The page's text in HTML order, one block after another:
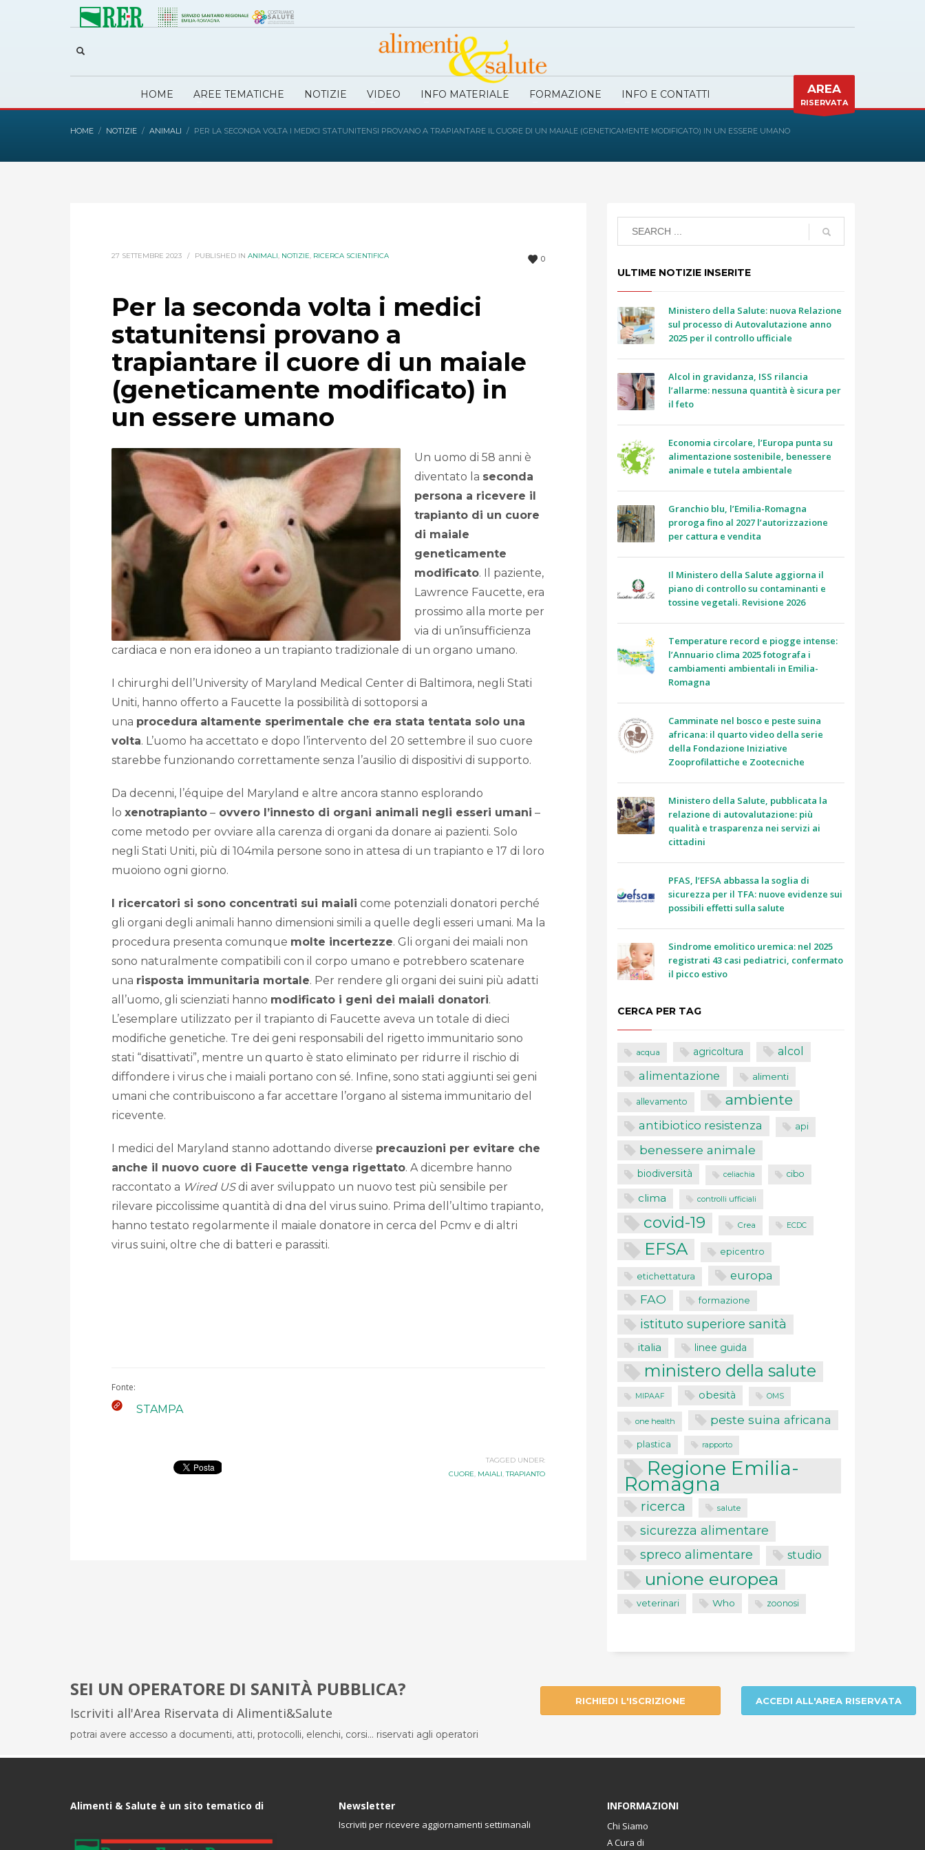
HOME AREE TEMATICHE NOTIZIE VIDEO INFO MATERIALE FORMAZIONE INFO E CONTATTI AREA
RISERVATA
HOME NOTIZIE ANIMALI PER LA SECONDA VOLTA I MEDICI STATUNITENSI PROVANO A TRAPIANTARE IL CUORE DI UN MAIALE (GENETICAMENTE MODIFICATO) IN UN ESSERE UMANO
0
27 SETTEMBRE 2023 / PUBLISHED IN ANIMALI, NOTIZIE, RICERCA SCIENTIFICA
Per la seconda volta i medici
statunitensi provano a
trapiantare il cuore di un maiale
(geneticamente modificato) in
un essere umano
Un uomo di 58 anni è
diventato la seconda
persona a ricevere il
trapianto di un cuore
di maiale
geneticamente
modificato. Il paziente,
Lawrence Faucette, era
prossimo alla morte per
via di un’insufficienza
cardiaca e non era idoneo a un trapianto tradizionale di un organo umano.
I chirurghi dell’University of Maryland Medical Center di Baltimora, negli Stati
Uniti, hanno offerto a Faucette la possibilità di sottoporsi a
una procedura altamente sperimentale che era stata tentata solo una
volta. L’uomo ha accettato e dopo l’intervento del 20 settembre il suo cuore
starebbe funzionando correttamente senza l’ausilio di dispositivi di supporto.
Da decenni, l’équipe del Maryland e altre ancora stanno esplorando
lo xenotrapianto – ovvero l’innesto di organi animali negli esseri umani –
come metodo per ovviare alla carenza di organi da donare ai pazienti. Solo
negli Stati Uniti, più di 104mila persone sono in attesa di un trapianto e 17 di loro
muoiono ogni giorno.
I ricercatori si sono concentrati sui maiali come potenziali donatori perché
gli organi degli animali hanno dimensioni simili a quelle degli esseri umani. Ma la
procedura presenta comunque molte incertezze. Gli organi dei maiali non
sono naturalmente compatibili con il corpo umano e potrebbero scatenare
una risposta immunitaria mortale. Per rendere gli organi dei suini più adatti
all’uomo, gli scienziati hanno modificato i geni dei maiali donatori.
L’esemplare utilizzato per il trapianto di Faucette aveva un totale di dieci
modifiche genetiche. Tre dei geni responsabili del rigetto immunitario sono
stati “disattivati”, mentre un quarto è stato eliminato per ridurre il rischio di
diffondere i virus che i maiali portano con sé. Infine, sono stati aggiunti sei geni
umani che contribuiscono a far accettare l’organo al sistema immunitario del
ricevente.
I medici del Maryland stanno adottando diverse precauzioni per evitare che
anche il nuovo cuore di Faucette venga rigettato. A dicembre hanno
raccontato a Wired USdi aver sviluppato un nuovo test più sensibile per
rilevare piccolissime quantità di dna del virus suino. Prima dell’ultimo trapianto,
hanno testato regolarmente il maiale donatore in cerca del Pcmv e di altri
virus suini, oltre che di batteri e parassiti.
Fonte:
STAMPA
TAGGED UNDER:
CUORE, MAIALI,TRAPIANTO
ULTIME NOTIZIE INSERITE
Ministero della Salute: nuova Relazione
sul processo di Autovalutazione anno
2025 per il controllo ufficiale
Alcol in gravidanza, ISS rilancia
l’allarme: nessuna quantità è sicura per
il feto
Economia circolare, l’Europa punta su
alimentazione sostenibile, benessere
animale e tutela ambientale
Granchio blu, l’Emilia-Romagna
proroga fino al 2027 l’autorizzazione
per cattura e vendita
Il Ministero della Salute aggiorna il
piano di controllo su contaminanti e
tossine vegetali. Revisione 2026
Temperature record e piogge intense:
l’Annuario clima 2025 fotografa i
cambiamenti ambientali in Emilia-
Romagna
Camminate nel bosco e peste suina
africana: il quarto video della serie
della Fondazione Iniziative
Zooprofilattiche e Zootecniche
Ministero della Salute, pubblicata la
relazione di autovalutazione: più
qualità e trasparenza nei servizi ai
cittadini
PFAS, l’EFSA abbassa la soglia di
sicurezza per il TFA: nuove evidenze sui
possibili effetti sulla salute
Sindrome emolitico uremica: nel 2025
registrati 43 casi pediatrici, confermato
il picco estivo
CERCA PER TAG
acqua agricoltura alcol
alimentazione alimenti
allevamento ambiente
antibiotico resistenza api
benessere animale
biodiversità celiachia cibo
clima controlli ufficiali
covid-19 Crea ECDC
EFSA epicentro
etichettatura europa
FAO formazione
istituto superiore sanità
italia linee guida
ministero della salute
MIPAAF obesità OMS
one health peste suina africana
plastica rapporto
Regione Emilia-
Romagna
ricerca salute
sicurezza alimentare
spreco alimentare studio
unione europea
veterinari Who zoonosi
SEI UN OPERATORE DI SANITÀ PUBBLICA?
Iscriviti all'Area Riservata di Alimenti&Salute
potrai avere accesso a documenti, atti, protocolli, elenchi, corsi... riservati agli operatori
RICHIEDI L'ISCRIZIONE ACCEDI ALL'AREA RISERVATA
Alimenti & Salute è un sito tematico di Newsletter
Iscriviti per ricevere aggiornamenti settimanali
INFORMAZIONI
Chi Siamo
A Cura di